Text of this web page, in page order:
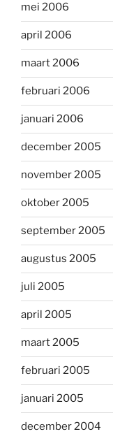
mei 2006
april 2006
maart 2006
februari 2006
januari 2006
december 2005
november 2005
oktober 2005
september 2005
augustus 2005
juli 2005
april 2005
maart 2005
februari 2005
januari 2005
december 2004